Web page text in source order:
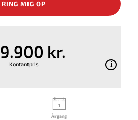
RING MIG OP
kr.
Kontantpris
Årgang